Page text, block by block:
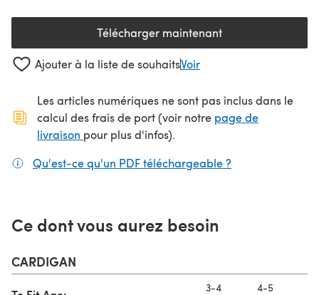
Télécharger maintenant(s'ouvre dans un nouvel
Ajouter à la liste de souhaitsVoir
Les articles numériques ne sont pas inclus dans le
calcul des frais de port (voir notre page de
livraison (s'ouvre dans un nouvel onglet)
pour plus d'infos).
Qu'est-ce qu'un PDF téléchargeable ?
Ce dont vous aurez besoin
CARDIGAN
3-4
4-5